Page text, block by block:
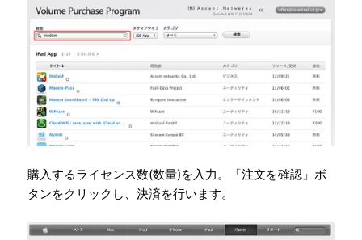
購入するライセンス数(数量)を入力。「注文を確認」ボ
タンをクリックし、決済を行います。